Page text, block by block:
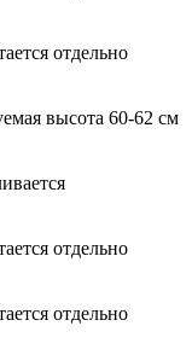
отдельно
высота 60-62 см
отдельно
отдельно